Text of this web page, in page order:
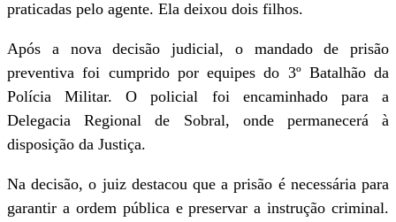
praticadas pelo agente. Ela deixou dois filhos.
Após a nova decisão judicial, o mandado de prisão
preventiva foi cumprido por equipes do 3º Batalhão da
Polícia Militar. O policial foi encaminhado para a
Delegacia Regional de Sobral, onde permanecerá à
disposição da Justiça.
Na decisão, o juiz destacou que a prisão é necessária para
garantir a ordem pública e preservar a instrução criminal.